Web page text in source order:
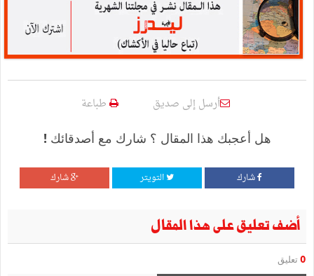
أرسل إلى صديق طباعة
هل أعجبك هذا المقال ؟ شارك مع أصدقائك !
شارك التويتر شارك
أضف تعليق على هذا المقال
0 تعليق